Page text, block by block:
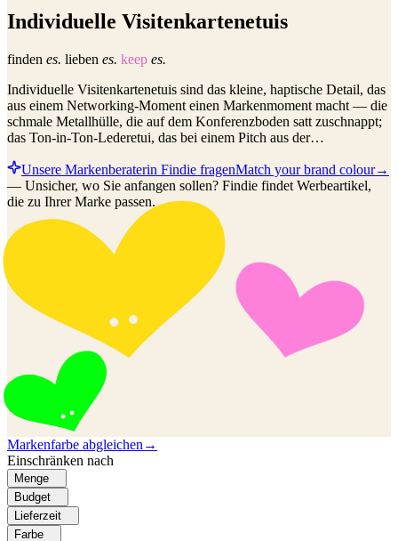
Individuelle Visitenkartenetuis
finden es. lieben es. keep es.
Individuelle Visitenkartenetuis sind das kleine, haptische Detail, das
aus einem Networking-Moment einen Markenmoment macht — die
schmale Metallhülle, die auf dem Konferenzboden satt zuschnappt;
das Ton-in-Ton-Lederetui, das bei einem Pitch aus der…
Unsere Markenberaterin Findie fragenMatch your brand colour→
— Unsicher, wo Sie anfangen sollen? Findie findet Werbeartikel,
die zu Ihrer Marke passen.
Markenfarbe abgleichen →
Einschränken nach
Menge
Budget
Lieferzeit
Farbe